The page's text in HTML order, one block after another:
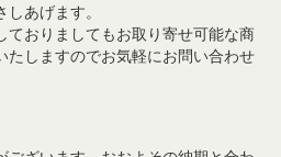
あげます。
ておりましてもお取り寄せ可能な商
たしますのでお気軽にお問い合わせ